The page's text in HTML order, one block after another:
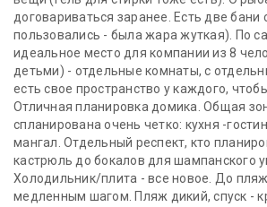
договариваться заранее. Есть две бани
пользовались - была жара жуткая). По
идеальное место для компании из 8
детьми) - отдельные комнаты, с
есть свое пространство у каждого,
Отличная планировка домика. Общая
спланирована очень четко: кухня -
мангал. Отдельный респект, кто
кастрюль до бокалов для шампанского
Холодильник/плита - все новое. До
медленным шагом. Пляж дикий, спуск -